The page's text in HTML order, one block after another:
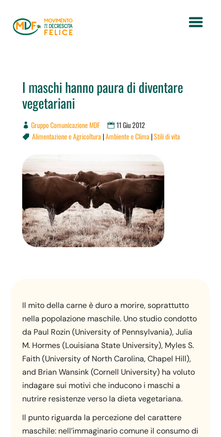
I maschi hanno paura di diventare
vegetariani
Gruppo Comunicazione MDF 11 Giu 2012
 Alimentazione e Agricoltura |Ambiente e Clima |Stili di vita
Il mito della carne è duro a morire, soprattutto
nella popolazione maschile. Uno studio condotto
da Paul Rozin (University of Pennsylvania), Julia
M. Hormes (Louisiana State University), Myles S.
Faith (University of North Carolina, Chapel Hill),
and Brian Wansink (Cornell University) ha voluto
indagare sui motivi che inducono i maschi a
nutrire resistenze verso la dieta vegetariana.
Il punto riguarda la percezione del carattere
maschile: nell’immaginario comune il consumo di